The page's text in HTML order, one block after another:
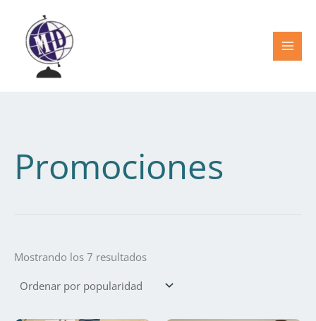
contenido
Promociones
Mostrando los 7 resultados